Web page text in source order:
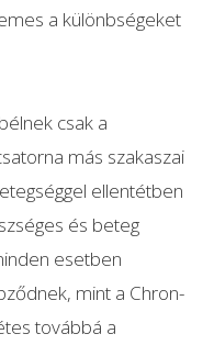
a különbségeket
csak a
más szakaszai
ellentétben
és beteg
esetben
mint a Chron-
továbbá a